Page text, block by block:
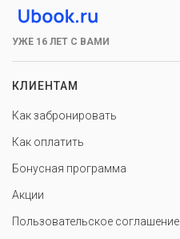
УЖЕ 16 ЛЕТ С ВАМИ
КЛИЕНТАМ
Как забронировать
Как оплатить
Бонусная программа
Акции
Пользовательское соглашение